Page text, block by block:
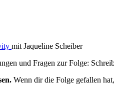
mit Jaqueline Scheiber
und Fragen zur Folge:
Wenn dir die Folge gefallen